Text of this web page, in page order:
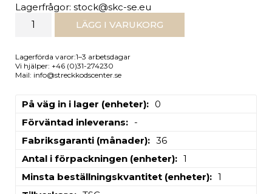
Lagerfrågor: stock@skc-se.eu
LÄGG I VARUKORG
Lagerförda varor:1–3 arbetsdagar
Vi hjälper: +46 (0)31-274230
Mail: info@streckkodscenter.se
På väg in i lager (enheter)
0
Förväntad inleverans
-
Fabriksgaranti (månader)
36
Antal i förpackningen (enheter)
1
Minsta beställningskvantitet (enheter)
1